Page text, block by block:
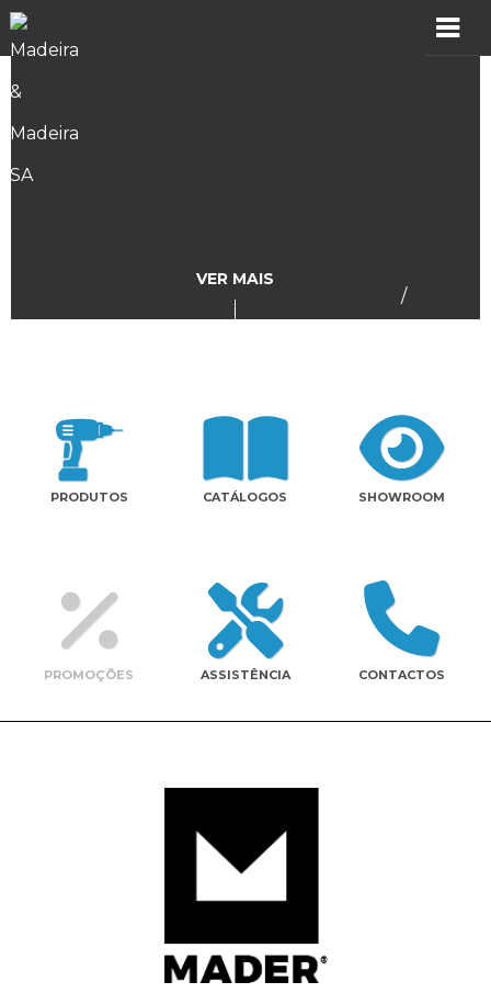
Assistência
Contactos
/
VER MAIS
PRODUTOS CATÁLOGOS SHOWROOM
PROMOÇÕES ASSISTÊNCIA CONTACTOS